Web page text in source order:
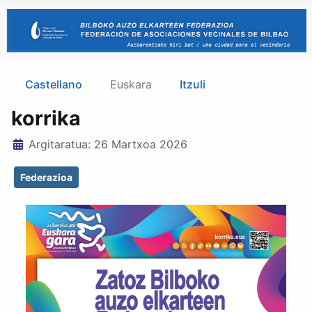
Castellano Euskara Itzuli
korrika
Xehetasunak
Argitaratua: 26 Martxoa 2026
Federazioa